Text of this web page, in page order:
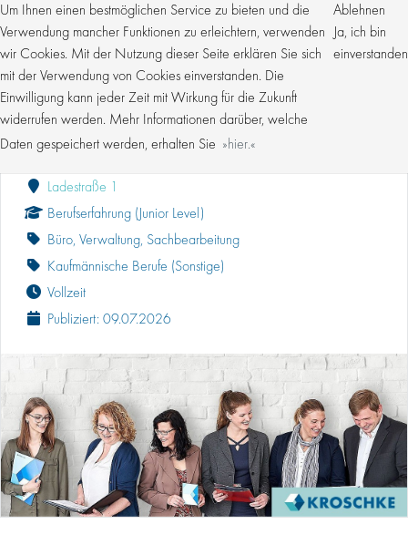
Um Ihnen einen bestmöglichen Service zu bieten und die
Verwendung mancher Funktionen zu erleichtern, verwenden
wir Cookies. Mit der Nutzung dieser Seite erklären Sie sich
mit der Verwendung von Cookies einverstanden. Die
Einwilligung kann jeder Zeit mit Wirkung für die Zukunft
widerrufen werden. Mehr Informationen darüber, welche
Daten gespeichert werden, erhalten Sie
hier.
Ablehnen
Ja, ich bin
einverstanden
KAUFMÄNNISCHER MITARBEITER (M/W/D)
DOKUMENTENMANAGEMENT
Ladestraße 1
Berufserfahrung (Junior Level)
Büro, Verwaltung, Sachbearbeitung
Kaufmännische Berufe (Sonstige)
Vollzeit
Publiziert: 09.07.2026